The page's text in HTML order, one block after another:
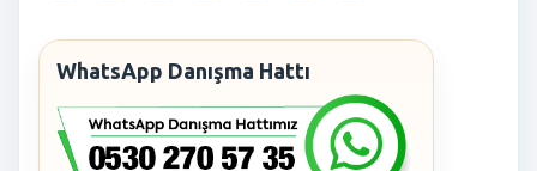
WhatsApp Danışma Hattı